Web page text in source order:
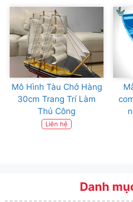
Mô Hình Tàu Chở Hàng
30cm Trang Trí Làm
Thủ Công
Liên hệ
Danh